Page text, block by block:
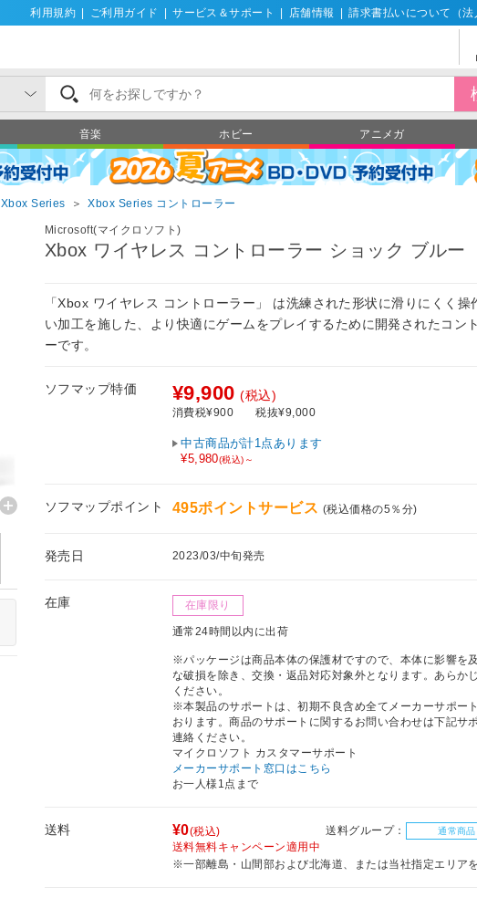
利用規約 ご利用ガイド サービス＆サポート 店舗情報 請求書払いについて（法
音楽 ホビー アニメガ
Xbox Series ＞ Xbox Series コントローラー
Microsoft(マイクロソフト)
Xbox ワイヤレス コントローラー ショック ブルー
「Xbox ワイヤレス コントローラー」 は洗練された形状に滑りにくく操
い加工を施した、より快適にゲームをプレイするために開発されたコン
ーです。
ソフマップ特価 ¥9,900 (税込)
消費税¥900 税抜¥9,000
中古商品が計1点あります
¥5,980(税込)～
ソフマップポイント 495ポイントサービス (税込価格の5％分)
発売日 2023/03/中旬発売
在庫 在庫限り
通常24時間以内に出荷
※パッケージは商品本体の保護材ですので、本体に影響を
な破損を除き、交換・返品対応対象外となります。あらか
ください。
※本製品のサポートは、初期不良含め全てメーカーサポー
おります。商品のサポートに関するお問い合わせは下記サ
連絡ください。
マイクロソフト カスタマーサポート
メーカーサポート窓口はこちら
お一人様1点まで
送料 ¥0(税込) 送料グループ： 通常商品
送料無料キャンペーン適用中
※一部離島・山間部および北海道、または当社指定エリア